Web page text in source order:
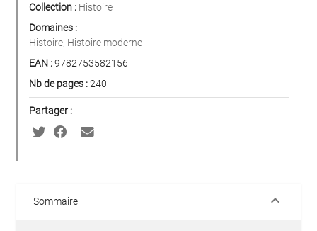
Collection : Histoire
Domaines :
Histoire, Histoire moderne
EAN :9782753582156
Nb de pages :240
Partager :
Sommaire keyboard_arrow_down